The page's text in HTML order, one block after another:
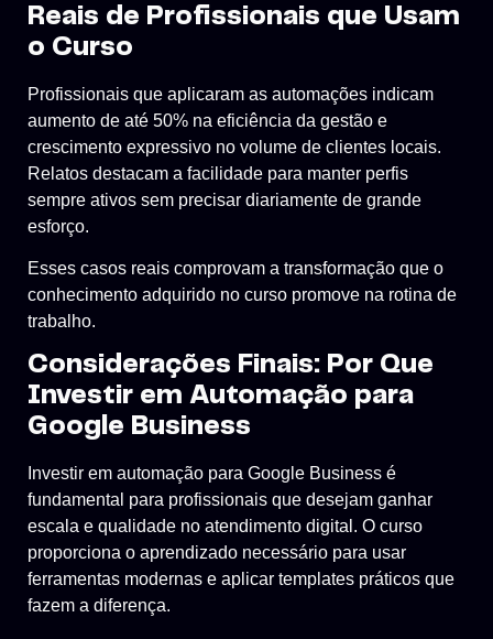
Reais de Profissionais que Usam
o Curso
Profissionais que aplicaram as automações indicam
aumento de até 50% na eficiência da gestão e
crescimento expressivo no volume de clientes locais.
Relatos destacam a facilidade para manter perfis
sempre ativos sem precisar diariamente de grande
esforço.
Esses casos reais comprovam a transformação que o
conhecimento adquirido no curso promove na rotina de
trabalho.
Considerações Finais: Por Que
Investir em Automação para
Google Business
Investir em automação para Google Business é
fundamental para profissionais que desejam ganhar
escala e qualidade no atendimento digital. O curso
proporciona o aprendizado necessário para usar
ferramentas modernas e aplicar templates práticos que
fazem a diferença.